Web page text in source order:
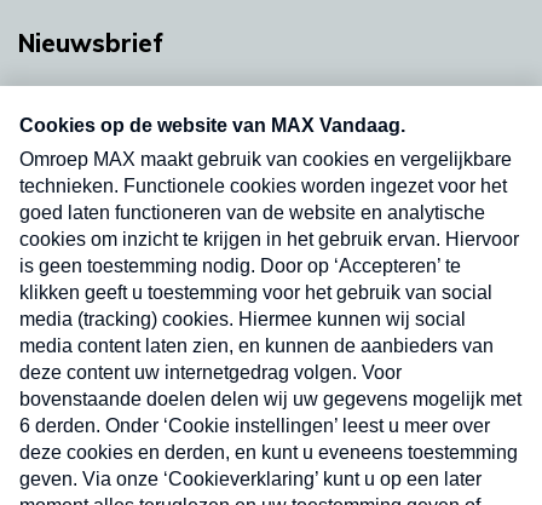
Nieuwsbrief
nieuwsbrief. Elke vrijdag- en dinsdagochtend in
uw mailbox.
Verzend
Nieuwsbrief
Neem hier een gratis abonnement op onze